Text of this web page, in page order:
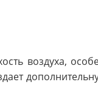
воздуха,